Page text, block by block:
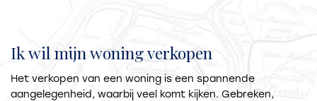
Ik wil mijn woning verkopen
Het verkopen van een woning is een spannende
aangelegenheid, waarbij veel komt kijken. Gebreken,